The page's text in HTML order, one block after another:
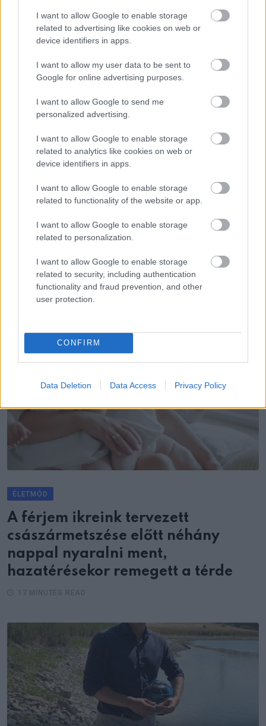
I want to allow Google to enable storage
related to advertising like cookies on web or
device identifiers in apps.
I want to allow my user data to be sent to
Google for online advertising purposes.
I want to allow Google to send me
personalized advertising.
I want to allow Google to enable storage
related to analytics like cookies on web or
device identifiers in apps.
I want to allow Google to enable storage
related to functionality of the website or app.
I want to allow Google to enable storage
related to personalization.
I want to allow Google to enable storage
related to security, including authentication
functionality and fraud prevention, and other
user protection.
CONFIRM
Data Deletion Data Access Privacy Policy
Csonka András arcáról lefagyott a
mosoly, amikor meghallotta, mit
mondott róla Liptai Claudia és
Ábel Anita
3 MINUTES READ
ÉLETMÓD
A férjem ikreink tervezett
császármetszése előtt néhány
nappal nyaralni ment,
hazatérésekor remegett a térde